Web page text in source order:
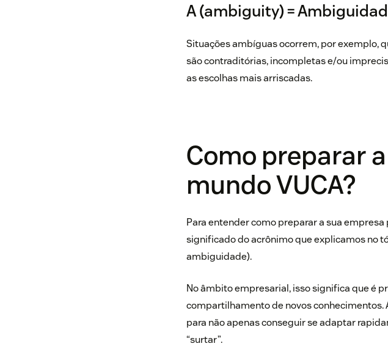
A (ambiguity) =
Situações ambíguas ocorrem, por exemplo,
são contraditórias, incompletas e/ou
as escolhas mais arriscadas.
Como preparar
mundo VUCA?
Para entender como preparar a sua
significado do acrônimo que explicamos no
ambiguidade).
No âmbito empresarial, isso significa que é
compartilhamento de novos conhecimentos.
para não apenas conseguir se adaptar
“surtar”.